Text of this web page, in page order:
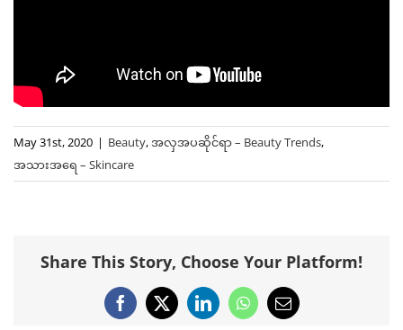
May 31st, 2020 | Beauty,အလှအပဆိုင်ရာ – Beauty Trends,
အသားအရေ – Skincare
Share This Story, Choose Your Platform!
Facebook
X LinkedInWhatsApp
Email